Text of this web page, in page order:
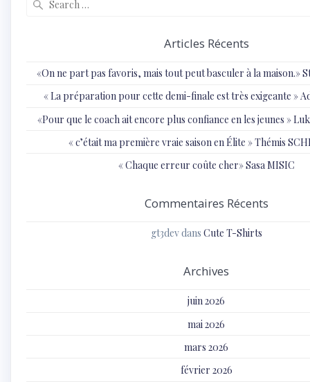
Articles Récents
«On ne part pas favoris, mais tout peut basculer à la maison.»
« ⁠La préparation pour cette demi-finale est très exigeante »
«Pour que le coach ait encore plus confiance en les jeunes »
« c’était ma première vraie saison en Élite » Thémis
« Chaque erreur coûte cher» Sasa MISIC
Commentaires Récents
gt3devdans Cute T-Shirts
Archives
juin 2026
mai 2026
mars 2026
février 2026